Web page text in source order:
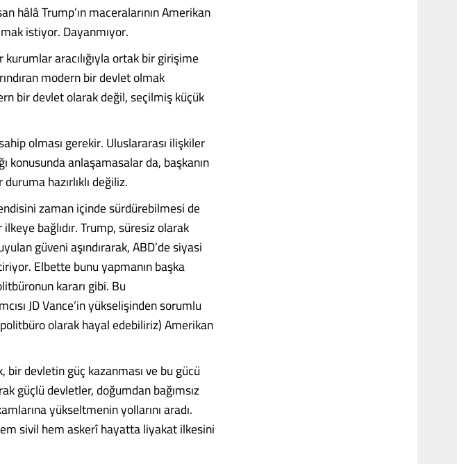
hâlâ Trump’ın maceralarının Amerikan
istiyor. Dayanmıyor.
aracılığıyla ortak bir girişime
modern bir devlet olmak
bir devlet olarak değil, seçilmiş küçük
olması gerekir. Uluslararası ilişkiler
konusunda anlaşamasalar da, başkanın
hazırlıklı değiliz.
zaman içinde sürdürebilmesi de
bağlıdır. Trump, süresiz olarak
güveni aşındırarak, ABD’de siyasi
Elbette bunu yapmanın başka
kararı gibi. Bu
JD Vance’in yükselişinden sorumlu
olarak hayal edebiliriz) Amerikan
bir devletin güç kazanması ve bu gücü
güçlü devletler, doğumdan bağımsız
yükseltmenin yollarını aradı.
sivil hem askerî hayatta liyakat ilkesini